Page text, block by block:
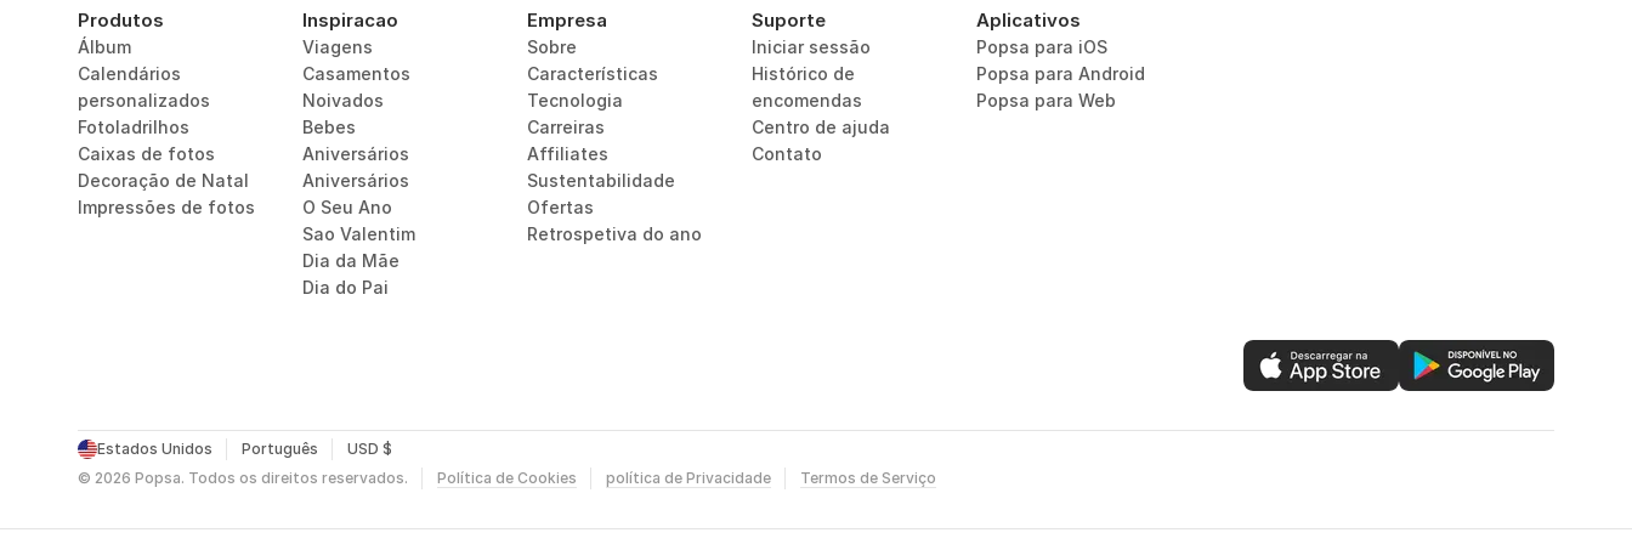
Produtos
Álbum
Calendários
personalizados
Fotoladrilhos
Caixas de fotos
Decoração de Natal
Impressões de fotos
Inspiracao
Viagens
Casamentos
Noivados
Bebes
Aniversários
Aniversários
O Seu Ano
Sao Valentim
Dia da Mãe
Dia do Pai
Empresa
Sobre
Características
Tecnologia
Carreiras
Affiliates
Sustentabilidade
Ofertas
Retrospetiva do ano
Suporte
Iniciar sessão
Histórico de
encomendas
Centro de ajuda
Contato
Aplicativos
Popsa para iOS
Popsa para Android
Popsa para Web
Estados Unidos Português
USD $
© 2026 Popsa. Todos os direitos reservados. Política de Cookies política de Privacidade Termos de Serviço